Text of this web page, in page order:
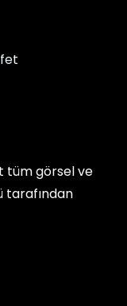
tüm görsel ve
tarafından